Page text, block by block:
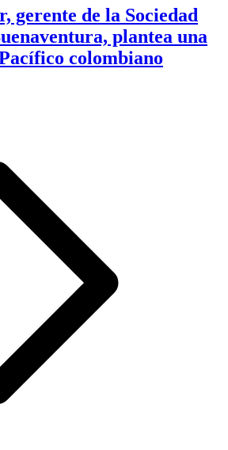
gerente de la Sociedad
plantea una
colombiano